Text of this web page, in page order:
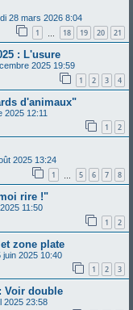
28 mars 2026 8:04
1 18 19 20 21
: L'usure
2025 19:59
1 2 3 4
d'animaux"
2025 12:11
1 2
2025 13:24
1 5 6 7 8
rire !"
11:50
1 2
zone plate
juin 2025 10:40
1 2 3
Voir double
2025 23:58